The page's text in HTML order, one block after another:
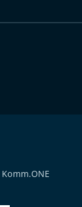
Komm.ONE